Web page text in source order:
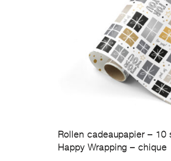
Rollen cadeaupapier – 10
Happy Wrapping – chique